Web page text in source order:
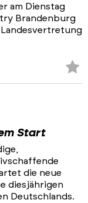
am Dienstag
Brandenburg
Start
die neue
diesjährigen
Deutschlands.